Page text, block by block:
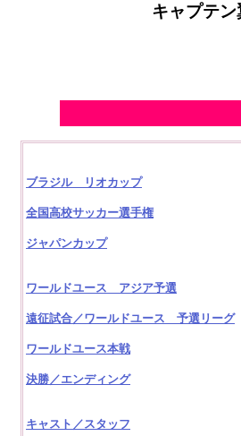
キャプテ
ブラジル リオカップ
全国高校サッカー選手権
ジャパンカップ
ワールドユース アジア予選
遠征試合／ワールドユース 予選リーグ
ワールドユース本戦
決勝／エンディング
キャスト／スタッフ